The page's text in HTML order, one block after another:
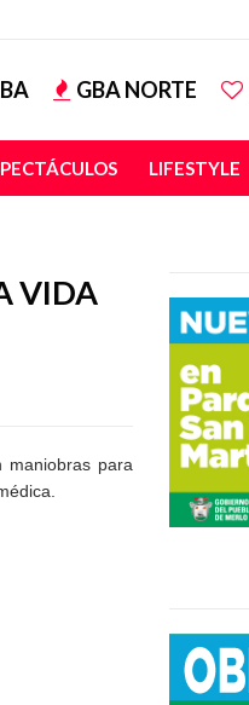
GBA NORTE
LIFESTYLE
VIDA
maniobras para